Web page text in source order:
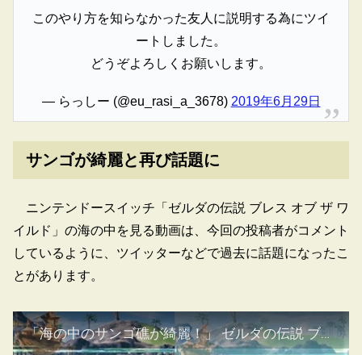
このやり方を知らなかった友人に説明する為にツイ
ートしました。
どうぞよろしくお願いします。
— らっしー (@eu_rasi_a_3678) 2019年6月29日
サンゴが綺麗と再び話題に
ニンテンドースイッチ「ゼルダの伝説 ブレス オブ ザ ワ
イルド」の海の中を見る動画は、今回の投稿者がコメント
しているように、ツイッターなどで過去に話題になったこ
とがあります。
「海の中のサンゴ礁が綺麗！」 ゼルダの伝説 ブレスオブザワイルド "Underwater coral reefs" BREATH OF THE WILD BOTW